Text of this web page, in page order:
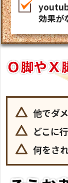
効果が
他でダ
どこに
何をさ